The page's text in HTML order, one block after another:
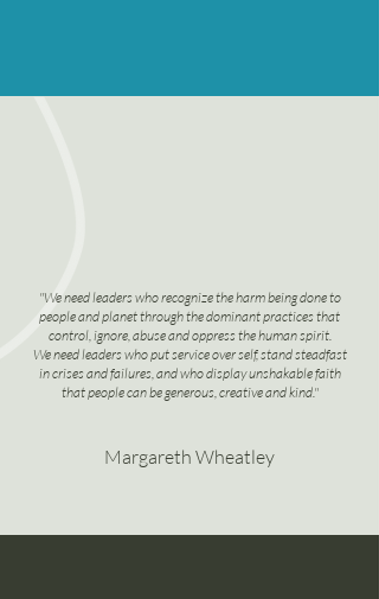
"We need leaders who recognize the harm being done to
people and planet through the dominant practices that
control, ignore, abuse and oppress the human spirit.
We need leaders who put service over self, stand steadfast
in crises and failures, and who display unshakable faith
that people can be generous, creative and kind."
Margareth Wheatley